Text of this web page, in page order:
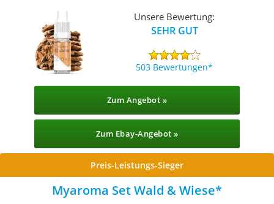
Unsere Bewertung:
SEHR GUT
503 Bewertungen
Zum Angebot »
Zum Ebay-Angebot »
Preis-Leistungs-Sieger
Myaroma Set Wald & Wiese